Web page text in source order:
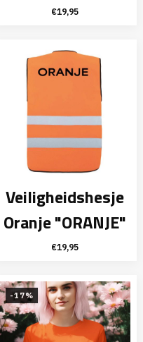
€19,95
Veiligheidshesje
Oranje "ORANJE"
€19,95
-17%